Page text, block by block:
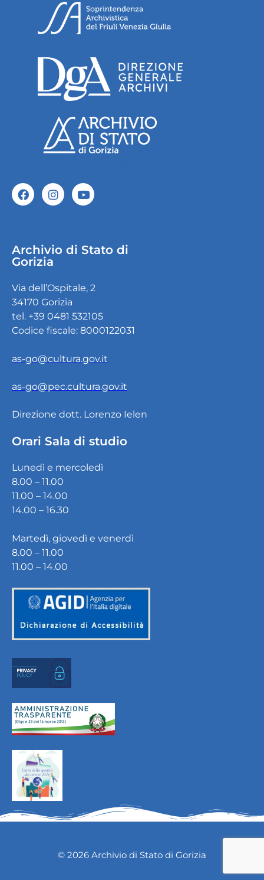
Archivio di Stato di
Gorizia
Via dell’Ospitale, 2
34170 Gorizia
tel. +39 0481 532105
Codice fiscale: 8000122031
as-go@cultura.gov.it
as-go@pec.cultura.gov.it
Direzione dott. Lorenzo Ielen
Orari Sala di studio
Lunedì e mercoledì
8.00 – 11.00
11.00 – 14.00
14.00 – 16.30
Martedì, giovedì e venerdì
8.00 – 11.00
11.00 – 14.00
© 2026 Archivio di Stato di Gorizia